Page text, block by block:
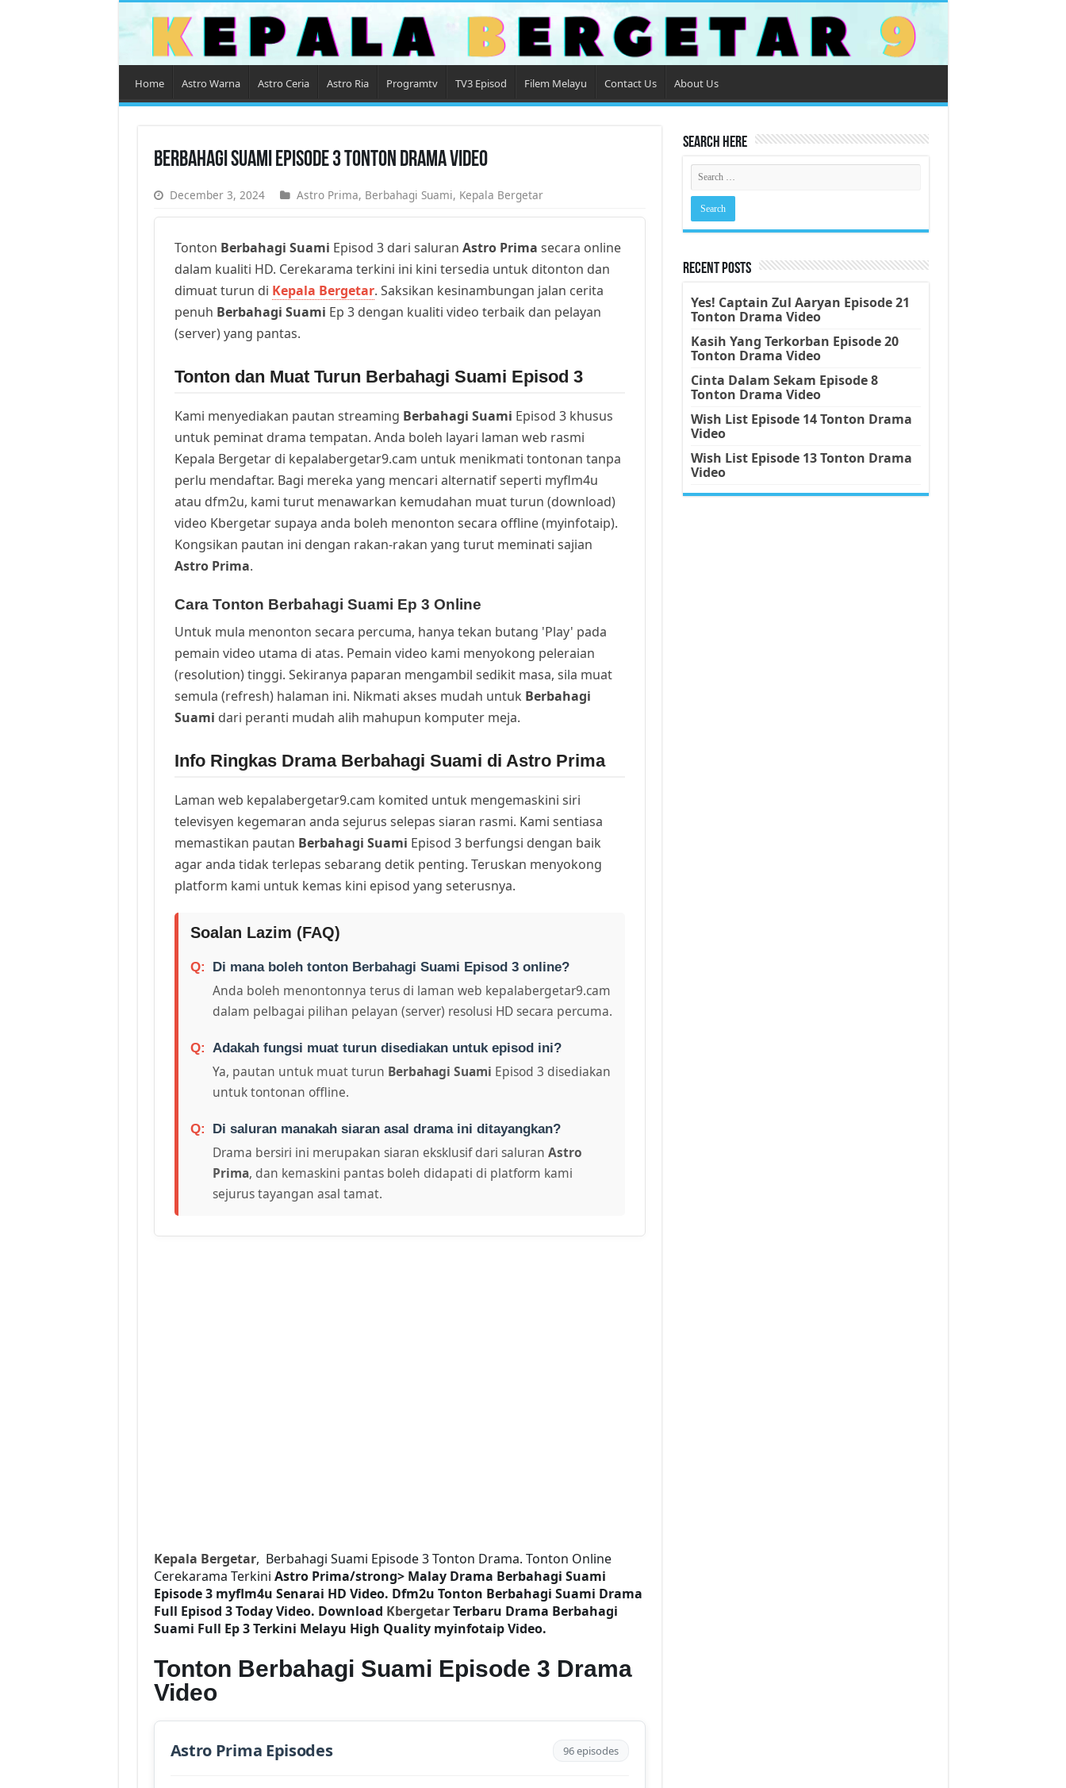
Home Astro Warna Astro Ceria Astro Ria Programtv TV3 Episod Filem Melayu Contact Us About Us
Berbahagi Suami Episode 3 Tonton Drama Video
December 3, 2024 Astro Prima, Berbahagi Suami, Kepala Bergetar
Tonton Berbahagi Suami Episod 3 dari saluran Astro Prima secara online
dalam kualiti HD. Cerekarama terkini ini kini tersedia untuk ditonton dan
dimuat turun di Kepala Bergetar. Saksikan kesinambungan jalan cerita
penuh Berbahagi Suami Ep 3 dengan kualiti video terbaik dan pelayan
(server) yang pantas.
Tonton dan Muat Turun Berbahagi Suami Episod 3
Kami menyediakan pautan streaming Berbahagi Suami Episod 3 khusus
untuk peminat drama tempatan. Anda boleh layari laman web rasmi
Kepala Bergetar di kepalabergetar9.cam untuk menikmati tontonan tanpa
perlu mendaftar. Bagi mereka yang mencari alternatif seperti myflm4u
atau dfm2u, kami turut menawarkan kemudahan muat turun (download)
video Kbergetar supaya anda boleh menonton secara offline (myinfotaip).
Kongsikan pautan ini dengan rakan-rakan yang turut meminati sajian
Astro Prima.
Cara Tonton Berbahagi Suami Ep 3 Online
Untuk mula menonton secara percuma, hanya tekan butang 'Play' pada
pemain video utama di atas. Pemain video kami menyokong peleraian
(resolution) tinggi. Sekiranya paparan mengambil sedikit masa, sila muat
semula (refresh) halaman ini. Nikmati akses mudah untuk Berbahagi
Suami dari peranti mudah alih mahupun komputer meja.
Info Ringkas Drama Berbahagi Suami di Astro Prima
Laman web kepalabergetar9.cam komited untuk mengemaskini siri
televisyen kegemaran anda sejurus selepas siaran rasmi. Kami sentiasa
memastikan pautan Berbahagi Suami Episod 3 berfungsi dengan baik
agar anda tidak terlepas sebarang detik penting. Teruskan menyokong
platform kami untuk kemas kini episod yang seterusnya.
Soalan Lazim (FAQ)
Di mana boleh tonton Berbahagi Suami Episod 3 online?
Anda boleh menontonnya terus di laman web kepalabergetar9.cam
dalam pelbagai pilihan pelayan (server) resolusi HD secara percuma.
Adakah fungsi muat turun disediakan untuk episod ini?
Ya, pautan untuk muat turun Berbahagi Suami Episod 3 disediakan
untuk tontonan offline.
Di saluran manakah siaran asal drama ini ditayangkan?
Drama bersiri ini merupakan siaran eksklusif dari saluran Astro
Prima, dan kemaskini pantas boleh didapati di platform kami
sejurus tayangan asal tamat.
Kepala Bergetar, Berbahagi Suami Episode 3 Tonton Drama. Tonton Online
Cerekarama Terkini Astro Prima/strong> Malay Drama Berbahagi Suami
Episode 3 myflm4u Senarai HD Video. Dfm2u Tonton Berbahagi Suami Drama
Full Episod 3 Today Video. Download KbergetarTerbaru Drama Berbahagi
Suami Full Ep 3 Terkini Melayu High Quality myinfotaip Video.
Tonton Berbahagi Suami Episode 3 Drama
Video
Astro Prima Episodes 96 episodes
Search Here
Recent Posts
Yes! Captain Zul Aaryan Episode 21
Tonton Drama Video
Kasih Yang Terkorban Episode 20
Tonton Drama Video
Cinta Dalam Sekam Episode 8
Tonton Drama Video
Wish List Episode 14 Tonton Drama
Video
Wish List Episode 13 Tonton Drama
Video